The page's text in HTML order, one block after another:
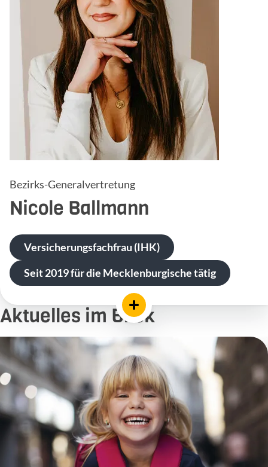
Bezirks-Generalvertretung
Nicole Ballmann
Versicherungsfachfrau (IHK)
Seit 2019 für die Mecklenburgische tätig
Aktuelles im Blick